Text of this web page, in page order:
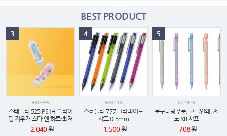
BEST PRODUCT
960355
스테들러 525 PS1H 슬라이
딩 지우개 스타 앤 하트-최저
가 보장, 인쇄가능
2,040원
3
988418
스테들러 777 그라파이트
샤프 0.5mm
1,500원
4
872946
문구대량주문, 고급인쇄, 제
노 XB 샤프
708원
5